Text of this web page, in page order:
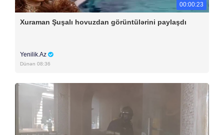
00:00:23
Xuraman Şuşalı hovuzdan görüntülərini paylaşdı
Yenilik.Az
Dünən 08:36